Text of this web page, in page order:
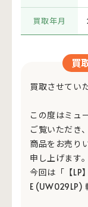
買取年月
買
買取させてい
この度はミュ
ご覧いただき
商品をお売り
申し上げます。
今回は「【LP
E (UW029LP)